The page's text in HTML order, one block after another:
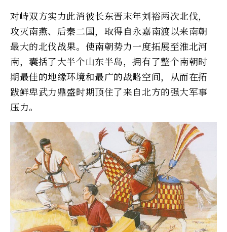
对峙双方实力此消彼长东晋末年刘裕两次北伐，
攻灭南燕、后秦二国，取得自永嘉南渡以来南朝
最大的北伐战果。使南朝势力一度拓展至淮北河
南，囊括了大半个山东半岛，拥有了整个南朝时
期最佳的地缘环境和最广的战略空间，从而在拓
跋鲜卑武力鼎盛时期顶住了来自北方的强大军事
压力。